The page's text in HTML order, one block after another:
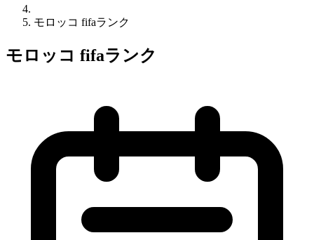
モロッコ fifaランク
モロッコ fifaランク